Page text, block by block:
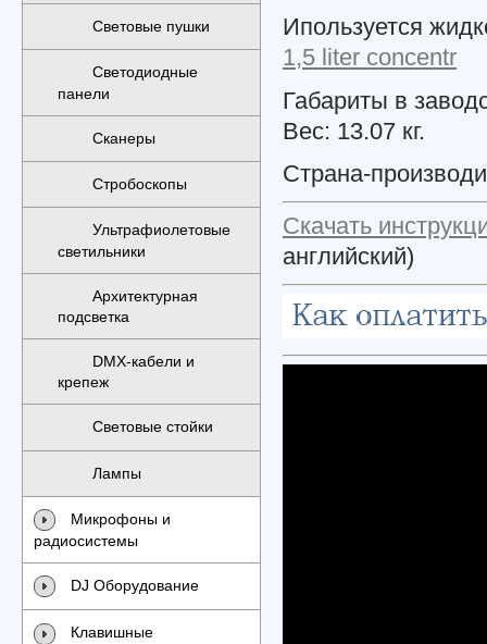
Световые пушки
Светодиодные
панели
Сканеры
Стробоскопы
Ультрафиолетовые
светильники
Архитектурная
подсветка
DMX-кабели и
крепеж
Световые стойки
Лампы
Микрофоны и
радиосистемы
DJ Оборудование
Клавишные
Ипользуется
1,5 liter concentr
Габариты в
Вес: 13.07 кг.
Страна-
Скачать
английский)